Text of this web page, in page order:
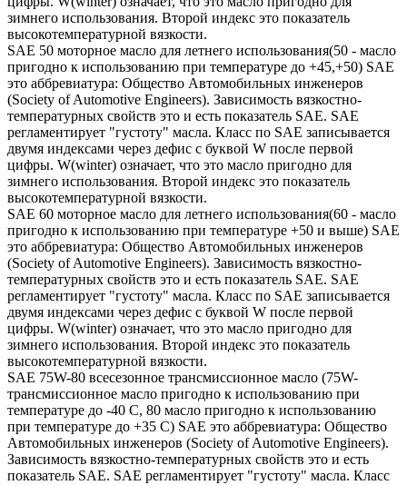
зимнего использования. Второй индекс это показатель
высокотемпературной вязкости.
SAE 50 моторное масло для летнего использования(50 - масло
пригодно к использованию при температуре до +45,+50) SAE
это аббревиатура: Общество Автомобильных инженеров
(Society of Automotive Engineers). Зависимость вязкостно-
температурных свойств это и есть показатель SAE. SAE
регламентирует "густоту" масла. Класс по SAE записывается
двумя индексами через дефис с буквой W после первой
цифры. W(winter) означает, что это масло пригодно для
зимнего использования. Второй индекс это показатель
высокотемпературной вязкости.
SAE 60 моторное масло для летнего использования(60 - масло
пригодно к использованию при температуре +50 и выше) SAE
это аббревиатура: Общество Автомобильных инженеров
(Society of Automotive Engineers). Зависимость вязкостно-
температурных свойств это и есть показатель SAE. SAE
регламентирует "густоту" масла. Класс по SAE записывается
двумя индексами через дефис с буквой W после первой
цифры. W(winter) означает, что это масло пригодно для
зимнего использования. Второй индекс это показатель
высокотемпературной вязкости.
SAE 75W-80 всесезонное трансмиссионное масло (75W-
трансмиссионное масло пригодно к использованию при
температуре до -40 С, 80 масло пригодно к использованию
при температуре до +35 С) SAE это аббревиатура: Общество
Автомобильных инженеров (Society of Automotive Engineers).
Зависимость вязкостно-температурных свойств это и есть
показатель SAE. SAE регламентирует "густоту" масла. Класс